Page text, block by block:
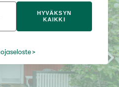
HYVÄKSYN
KAIKKI